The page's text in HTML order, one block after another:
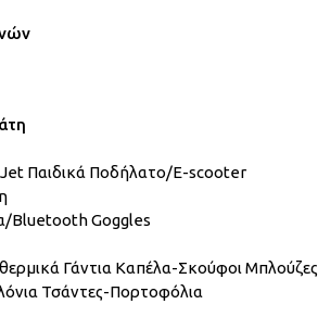
Jet Παιδικά Ποδήλατο/E-scooter
BluetoothGoggles
Γάντια Καπέλα-Σκούφοι Μπλούζες
Τσάντες-Πορτοφόλια